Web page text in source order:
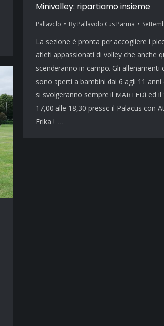
Minivolley: ripartiamo insieme
Pallavolo By Pallavolo Cus Parma
La sezione è pronta per accogliere i
atleti appassionati di volley che anche
scenderanno in campo. Gli allenamenti
sono aperti a bambini dai 6 agli 11 anni
si svolgeranno sempre il MARTEDì ed il
17,00 alle 18,30 presso il Palacus con
Erika ! …